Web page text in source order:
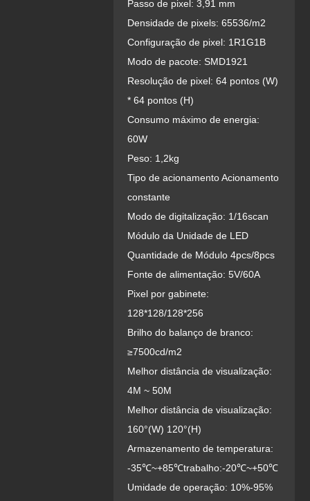
Passo de pixel: 3,91 mm
Densidade de pixels: 65536/m2
Configuração de pixel: 1R1G1B
Modo de pacote: SMD1921
Resolução de pixel: 64 pontos (W)
* 64 pontos (H)
Consumo máximo de energia:
60W
Peso: 1,2kg
Tipo de acionamento Acionamento
constante
Modo de digitalização: 1/16scan
Módulo da Unidade de LED
Quantidade de Módulo 4pcs/8pcs
Fonte de alimentação: 5V/60A
Pixel por gabinete:
128*128/128*256
Brilho do balanço de branco:
≥7500cd/m2
Melhor distância de visualização:
4M ~ 50M
Melhor distância de visualização:
160°(W) 120°(H)
Armazenamento de temperatura:
-35℃~+85℃trabalho:-20℃~+50℃
Umidade de operação: 10%-95%